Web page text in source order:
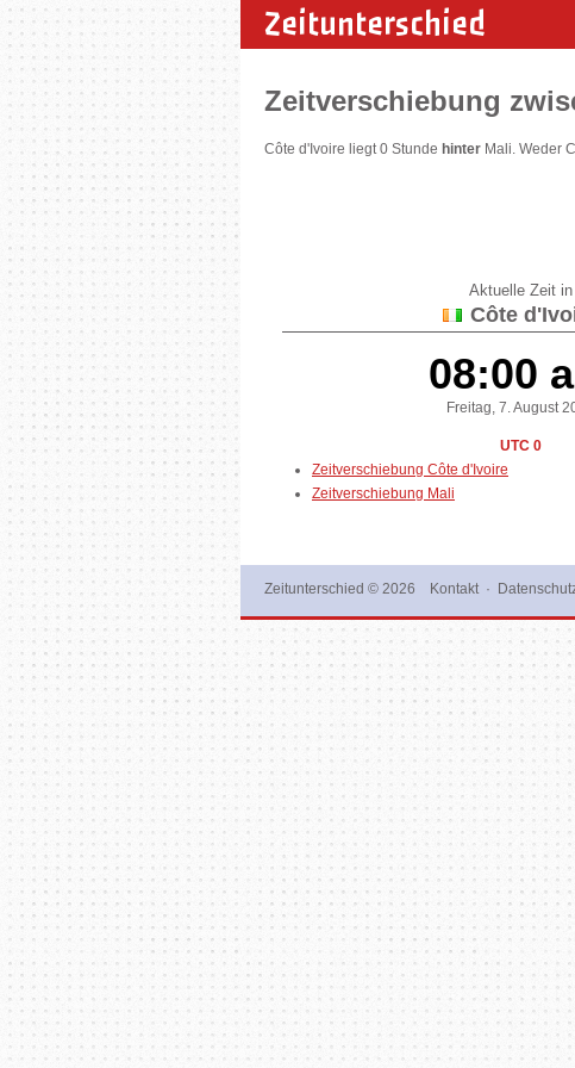
Zeitunterschied
Zeitverschiebung
Côte d'Ivoire liegt 0 Stunde hinter Mali. Weder
Aktuelle Zeit in
Côte
08:00
Freitag, 7. August
UTC 0
Zeitverschiebung Côte d'Ivoire
Zeitverschiebung Mali
Zeitunterschied © 2026 Kontakt·